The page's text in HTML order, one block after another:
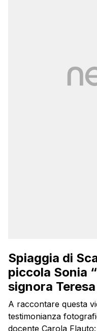
Spiaggia di
piccola Sonia
signora Teresa
A raccontare questa
testimonianza
docente Carola Flauto: